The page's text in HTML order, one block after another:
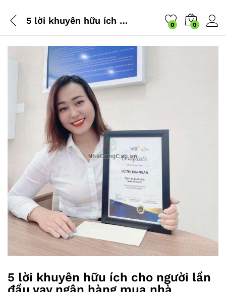
5 lời khuyên hữu ích cho người lần đầu vay ngân hàng mua nhà 0 0
5 lời khuyên hữu ích cho người lần